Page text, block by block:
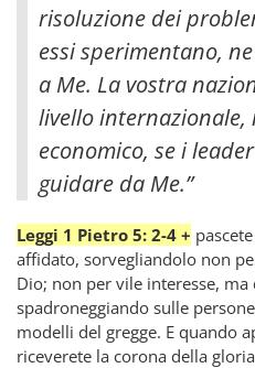
risoluzione dei
essi sperimentano,
a Me. La vostra
livello internazionale,
economico, se i
guidare da Me.”
Leggi 1 Pietro 5: 2-4 +
affidato, sorvegliandolo non
Dio; non per vile interesse,
spadroneggiando sulle
modelli del gregge. E quando
riceverete la corona della